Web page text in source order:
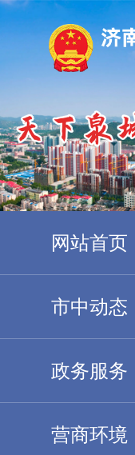
网站首页
市中动态
政务服务
营商环境